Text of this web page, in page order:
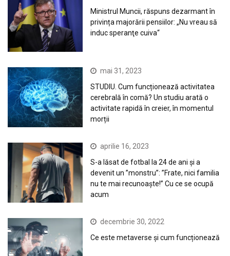
Ministrul Muncii, răspuns dezarmant în
privința majorării pensiilor: „Nu vreau să
induc speranţe cuiva“
mai 31, 2023
STUDIU. Cum funcționează activitatea
cerebrală în comă? Un studiu arată o
activitate rapidă în creier, în momentul
morții
aprilie 16, 2023
S-a lăsat de fotbal la 24 de ani și a
devenit un ”monstru”: ”Frate, nici familia
nu te mai recunoaște!” Cu ce se ocupă
acum
decembrie 30, 2022
Ce este metaverse și cum funcționează